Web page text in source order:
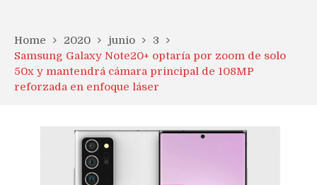
Home 2020 junio
3
Samsung Galaxy Note20+ optaría por zoom de solo
50x y mantendrá cámara principal de 108MP
reforzada en enfoque láser